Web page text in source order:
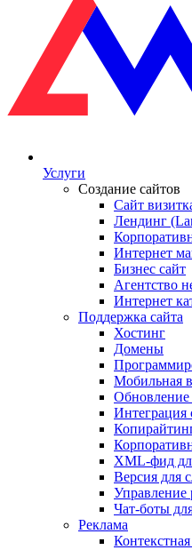
Услуги
Создание сайтов
Сайт
Лендинг
Интернет
Бизнес сайт
Агентство
Интернет
Поддержка сайта
Хостинг
Домены
Мобильная
Обновление
Интеграция
XML-фид
Версия для
Управление
Чат-боты
Реклама